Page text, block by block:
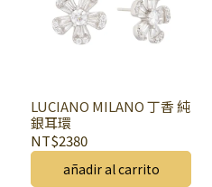
LUCIANO MILANO 丁香 純
銀耳環
NT$2380
añadir al carrito